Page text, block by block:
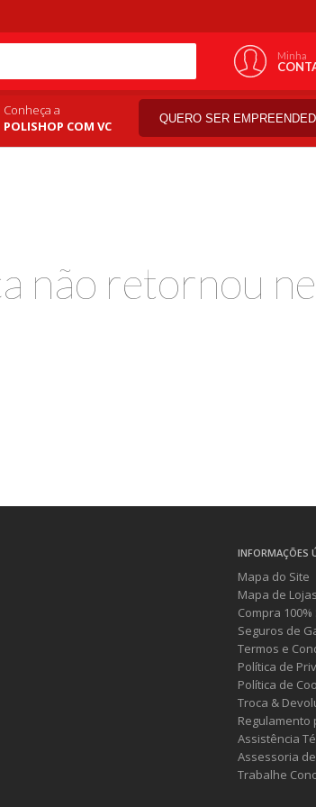
Minha
Conheça a
POLISHOP COM VC
QUERO SER
não retornou
INFORMAÇÕES
Mapa do Site
Mapa de Lojas
Compra
Seguros de
Termos e
Política de
Política de
Troca &
Regulamento
Assistência
Assessoria
Trabalhe